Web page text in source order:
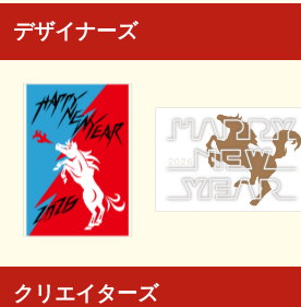
デザイナーズ
クリエイターズ